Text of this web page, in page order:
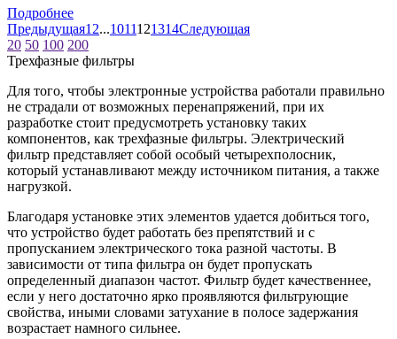
Подробнее
Предыдущая1 2...1011121314Следующая
20 50 100 200
Трехфазные фильтры
Для того, чтобы электронные устройства работали правильно
не страдали от возможных перенапряжений, при их
разработке стоит предусмотреть установку таких
компонентов, как трехфазные фильтры. Электрический
фильтр представляет собой особый четырехполосник,
который устанавливают между источником питания, а также
нагрузкой.
Благодаря установке этих элементов удается добиться того,
что устройство будет работать без препятствий и с
пропусканием электрического тока разной частоты. В
зависимости от типа фильтра он будет пропускать
определенный диапазон частот. Фильтр будет качественнее,
если у него достаточно ярко проявляются фильтрующие
свойства, иными словами затухание в полосе задержания
возрастает намного сильнее.